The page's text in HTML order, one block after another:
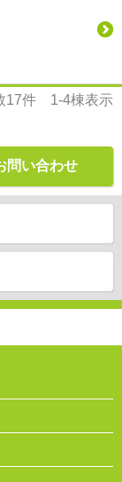
17件 1-4棟表示
問い合わせ